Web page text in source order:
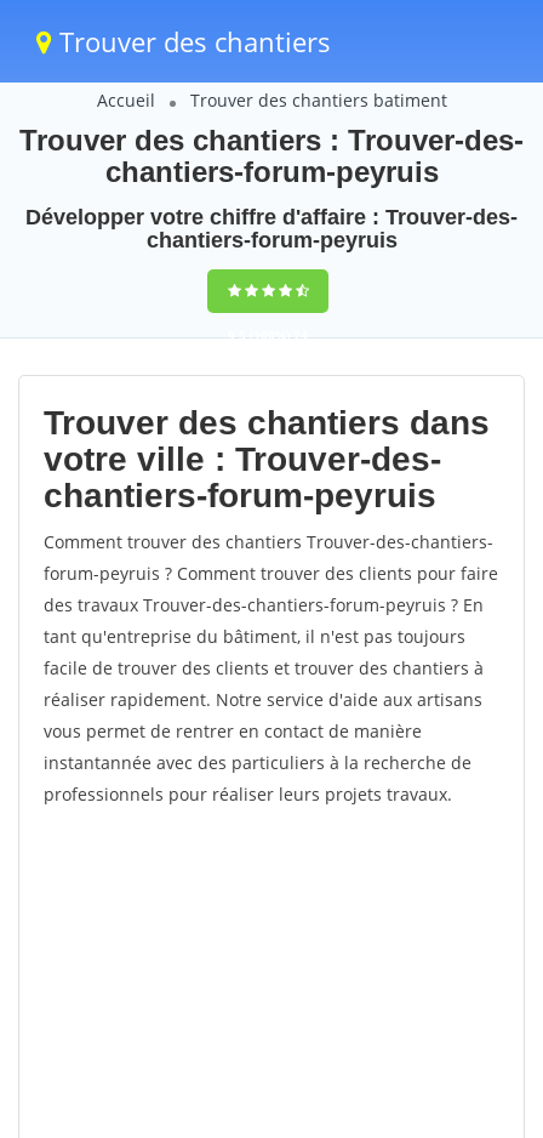
Trouver des chantiers
Accueil Trouver des chantiers batiment
Trouver des chantiers : Trouver-des-
chantiers-forum-peyruis
Développer votre chiffre d'affaire : Trouver-des-
chantiers-forum-peyruis
9,5(100%)74
votes
Trouver des chantiers dans
votre ville : Trouver-des-
chantiers-forum-peyruis
Comment trouver des chantiers Trouver-des-chantiers-
forum-peyruis ? Comment trouver des clients pour faire
des travaux Trouver-des-chantiers-forum-peyruis ? En
tant qu'entreprise du bâtiment, il n'est pas toujours
facile de trouver des clients et trouver des chantiers à
réaliser rapidement. Notre service d'aide aux artisans
vous permet de rentrer en contact de manière
instantannée avec des particuliers à la recherche de
professionnels pour réaliser leurs projets travaux.